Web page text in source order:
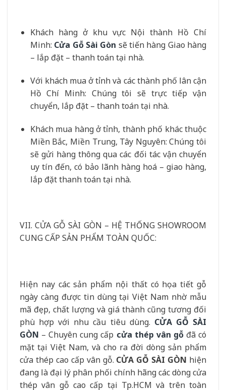
Khách hàng ở khu vực Nội thành Hồ Chí
Minh: Cửa Gỗ Sài Gòn sẽ tiến hàng Giao hàng
– lắp đặt – thanh toán tại nhà.
Với khách mua ở tỉnh và các thành phố lân cận
Hồ Chí Minh: Chúng tôi sẽ trực tiếp vận
chuyển, lắp đặt – thanh toán tại nhà.
Khách mua hàng ở tỉnh, thành phố khác thuộc
Miền Bắc, Miền Trung, Tây Nguyên: Chúng tôi
sẽ gửi hàng thông qua các đối tác vận chuyển
uy tín đến, có bảo lãnh hàng hoá – giao hàng,
lắp đặt thanh toán tại nhà.
VII. CỬA GỖ SÀI GÒN – HỆ THỐNG SHOWROOM
CUNG CẤP SẢN PHẨM TOÀN QUỐC:
Hiện nay các sản phẩm nội thất có họa tiết gỗ
ngày càng được tin dùng tại Việt Nam nhờ mẫu
mã đẹp, chất lượng và giá thành cũng tương đối
phù hợp với nhu cầu tiêu dùng. CỬA GỖ SÀI
GÒN – Chuyên cung cấp cửa thép vân gỗđã có
mặt tại Việt Nam, và cho ra đời dòng sản phẩm
cửa thép cao cấp vân gỗ. CỬA GỖ SÀI GÒN hiện
đang là đại lý phân phối chính hãng các dòng cửa
thép vân gỗ cao cấp tại Tp.HCM và trên toàn